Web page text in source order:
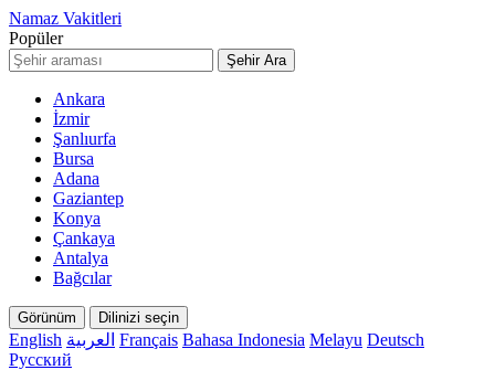
Namaz Vakitleri
Popüler
Şehir Ara
Ankara
İzmir
Şanlıurfa
Bursa
Adana
Gaziantep
Konya
Çankaya
Antalya
Bağcılar
Görünüm Dilinizi seçin
English العربية Français Bahasa Indonesia Melayu Deutsch
Русский